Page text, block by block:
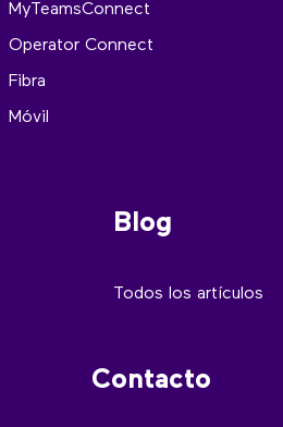
MyTeamsConnect
Operator Connect
Fibra
Móvil
Blog
Todos los artículos
Contacto